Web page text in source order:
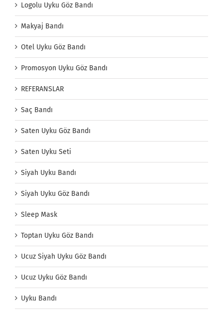
Logolu Uyku Göz Bandı
Makyaj Bandı
Otel Uyku Göz Bandı
Promosyon Uyku Göz Bandı
REFERANSLAR
Saç Bandı
Saten Uyku Göz Bandı
Saten Uyku Seti
Siyah Uyku Bandı
Siyah Uyku Göz Bandı
Sleep Mask
Toptan Uyku Göz Bandı
Ucuz Siyah Uyku Göz Bandı
Ucuz Uyku Göz Bandı
Uyku Bandı